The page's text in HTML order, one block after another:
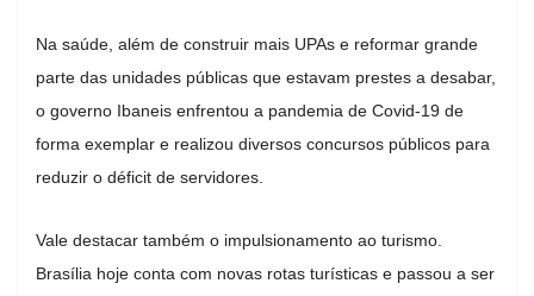
Na saúde, além de construir mais UPAs e reformar grande
parte das unidades públicas que estavam prestes a desabar,
o governo Ibaneis enfrentou a pandemia de Covid-19 de
forma exemplar e realizou diversos concursos públicos para
reduzir o déficit de servidores.
Vale destacar também o impulsionamento ao turismo.
Brasília hoje conta com novas rotas turísticas e passou a ser